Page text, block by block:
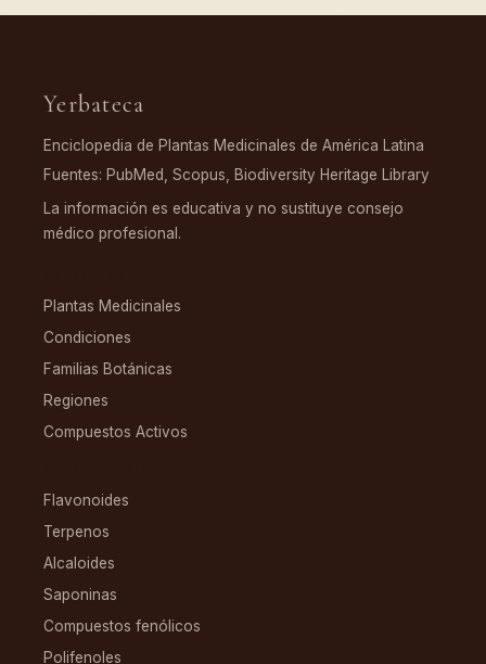
Yerbateca
Enciclopedia de Plantas Medicinales de América Latina
Fuentes: PubMed, Scopus, Biodiversity Heritage Library
La información es educativa y no sustituye consejo
médico profesional.
Plantas Medicinales
Condiciones
Familias Botánicas
Regiones
Compuestos Activos
Flavonoides
Terpenos
Alcaloides
Saponinas
Compuestos fenólicos
Polifenoles